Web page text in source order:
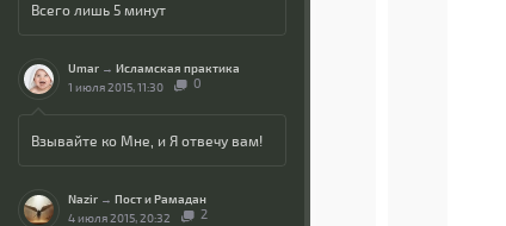
Всего лишь 5 минут
Umar → Исламская практика
1 июля 2015, 11:30
0
Взывайте ко Мне, и Я отвечу вам!
Nazir → Пост и Рамадан
4 июля 2015, 20:32
2